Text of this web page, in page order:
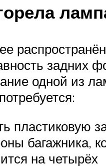
задних
одной из
пластиковую
багажника,
на четырёх